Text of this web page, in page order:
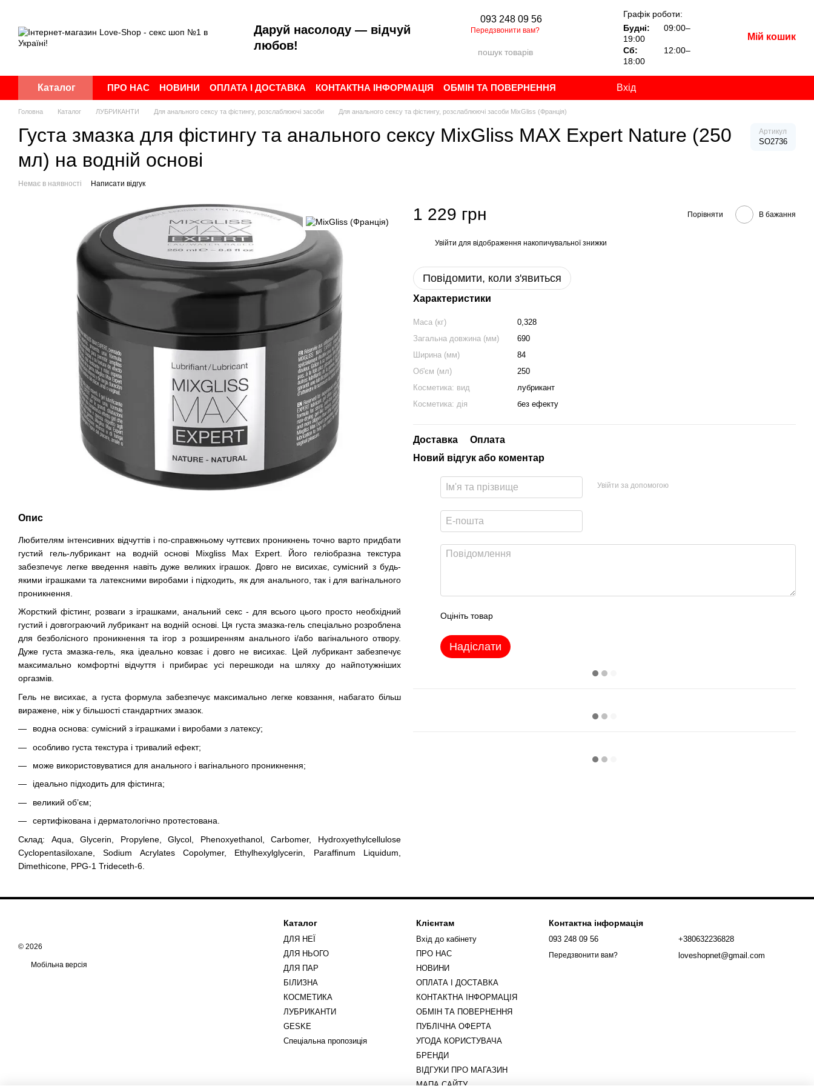
Даруй насолоду — відчуй
любов!
093 248 09 56
Передзвонити вам?
Графік роботи:
Будні:
09:00–
19:00
Сб:
12:00–
18:00
Мій кошик
Каталог ПРО НАС НОВИНИ ОПЛАТА І ДОСТАВКА КОНТАКТНА ІНФОРМАЦІЯ
ОБМІН ТА ПОВЕРНЕННЯ
ПУБЛІЧНА ОФЕРТА
УГОДА КОРИСТУВАЧА БРЕНДИ ВІДГУКИ ПРО МАГАЗИН
Вхід
Головна Каталог ЛУБРИКАНТИ Для анального сексу та фістингу, розслаблюючі засоби Для анального сексу та фістингу, розслаблюючі засоби MixGliss (Франція)
Густа змазка для фістингу та анального сексу MixGliss MAX Expert Nature (250
мл) на водній основі
Артикул
SO2736
Немає в наявності Написати відгук
Опис
Любителям інтенсивних відчуттів і по-справжньому чуттєвих проникнень точно варто придбати
густий гель-лубрикант на водній основі Mixgliss Max Expert. Його геліобразна текстура
забезпечує легке введення навіть дуже великих іграшок. Довго не висихає, сумісний з будь-
якими іграшками та латексними виробами і підходить, як для анального, так і для вагінального
проникнення.
Жорсткий фістинг, розваги з іграшками, анальний секс - для всього цього просто необхідний
густий і довгограючий лубрикант на водній основі. Ця густа змазка-гель спеціально розроблена
для безболісного проникнення та ігор з розширенням анального і/або вагінального отвору.
Дуже густа змазка-гель, яка ідеально ковзає і довго не висихає. Цей лубрикант забезпечує
максимально комфортні відчуття і прибирає усі перешкоди на шляху до найпотужніших
оргазмів.
Гель не висихає, а густа формула забезпечує максимально легке ковзання, набагато більш
виражене, ніж у більшості стандартних змазок.
водна основа: сумісний з іграшками і виробами з латексу;
особливо густа текстура і тривалий ефект;
може використовуватися для анального і вагінального проникнення;
ідеально підходить для фістинга;
великий об’єм;
сертифікована і дерматологічно протестована.
Склад: Aqua, Glycerin, Propylene, Glycol, Phenoxyethanol, Carbomer, Hydroxyethylcellulose
Cyclopentasiloxane, Sodium Acrylates Copolymer, Ethylhexylglycerin, Paraffinum Liquidum,
Dimethicone, PPG-1 Trideceth-6.
1 229 грн Порівняти В бажання
Увійти для відображення накопичувальної знижки
Повідомити, коли з'явиться
Характеристики
Маса (кг)
0,328
Загальна довжина (мм)
690
Ширина (мм)
84
Об'єм (мл)
250
Косметика: вид
лубрикант
Косметика: дія
без ефекту
Доставка
Оплата
Новий відгук або коментар
Увійти за допомогою
Оцініть товар
Надіслати
© 2026
Мобільна версія
Каталог
ДЛЯ НЕЇ
ДЛЯ НЬОГО
ДЛЯ ПАР
БІЛИЗНА
КОСМЕТИКА
ЛУБРИКАНТИ
GESKE
Спеціальна пропозиція
Клієнтам
Вхід до кабінету
ПРО НАС
НОВИНИ
ОПЛАТА І ДОСТАВКА
КОНТАКТНА ІНФОРМАЦІЯ
ОБМІН ТА ПОВЕРНЕННЯ
ПУБЛІЧНА ОФЕРТА
УГОДА КОРИСТУВАЧА
БРЕНДИ
ВІДГУКИ ПРО МАГАЗИН
Контактна інформація
093 248 09 56
Передзвонити вам?
+380632236828
loveshopnet@gmail.com